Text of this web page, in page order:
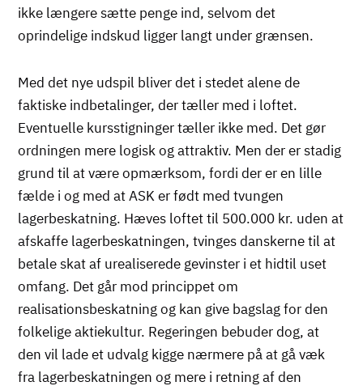
ikke længere sætte penge ind, selvom det
oprindelige indskud ligger langt under grænsen.
Med det nye udspil bliver det i stedet alene de
faktiske indbetalinger, der tæller med i loftet.
Eventuelle kursstigninger tæller ikke med. Det gør
ordningen mere logisk og attraktiv. Men der er stadig
grund til at være opmærksom, fordi der er en lille
fælde i og med at ASK er født med tvungen
lagerbeskatning. Hæves loftet til 500.000 kr. uden at
afskaffe lagerbeskatningen, tvinges danskerne til at
betale skat af urealiserede gevinster i et hidtil uset
omfang. Det går mod princippet om
realisationsbeskatning og kan give bagslag for den
folkelige aktiekultur. Regeringen bebuder dog, at
den vil lade et udvalg kigge nærmere på at gå væk
fra lagerbeskatningen og mere i retning af den